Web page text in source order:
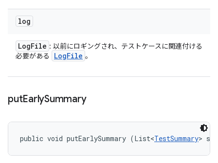
log
LogFile : 以前にロギングされ、テストケースに関連付ける
必要がある
LogFile 。
putEarlySummary
public void putEarlySummary (List<TestSummary>